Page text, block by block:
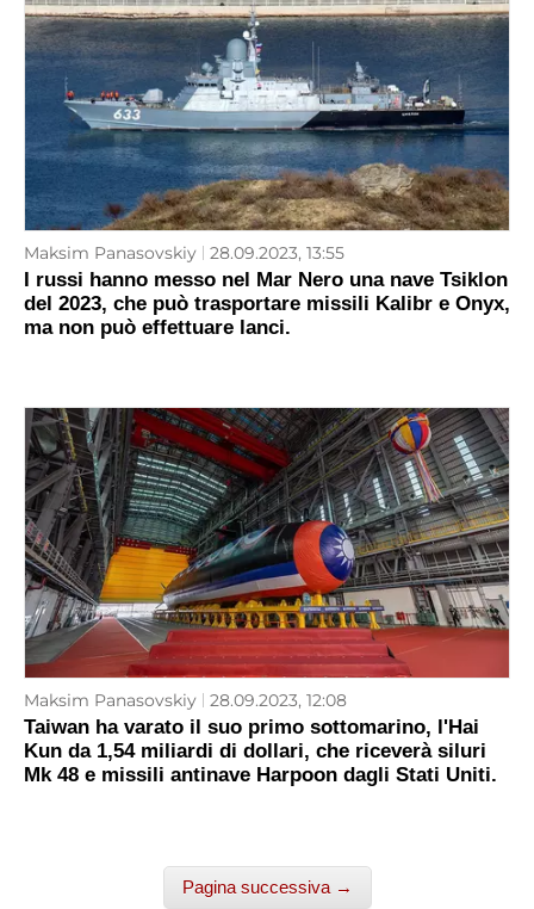
Maksim Panasovskiy 28.09.2023, 13:55
I russi hanno messo nel Mar Nero una nave Tsiklon
del 2023, che può trasportare missili Kalibr e Onyx,
ma non può effettuare lanci.
Maksim Panasovskiy 28.09.2023, 12:08
Taiwan ha varato il suo primo sottomarino, l'Hai
Kun da 1,54 miliardi di dollari, che riceverà siluri
Mk 48 e missili antinave Harpoon dagli Stati Uniti.
Pagina successiva →